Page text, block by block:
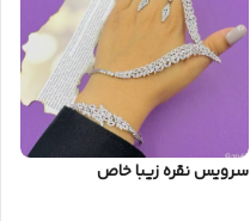
سرویس نقره زیبا خاص